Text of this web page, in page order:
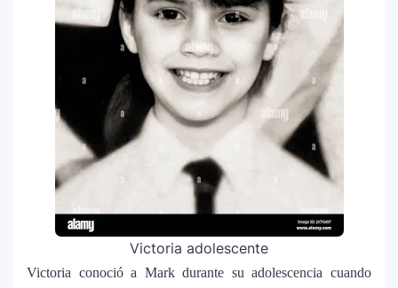
Victoria adolescente
Victoria conoció a Mark durante su adolescencia cuando